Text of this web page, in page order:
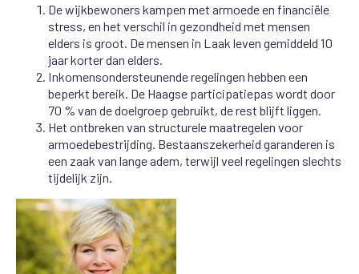
De wijkbewoners kampen met armoede en financiële
stress, en het verschil in gezondheid met mensen
elders is groot. De mensen in Laak leven gemiddeld 10
jaar korter dan elders.
Inkomensondersteunende regelingen hebben een
beperkt bereik. De Haagse participatiepas wordt door
70 % van de doelgroep gebruikt, de rest blijft liggen.
Het ontbreken van structurele maatregelen voor
armoedebestrijding. Bestaanszekerheid garanderen is
een zaak van lange adem, terwijl veel regelingen slechts
tijdelijk zijn.